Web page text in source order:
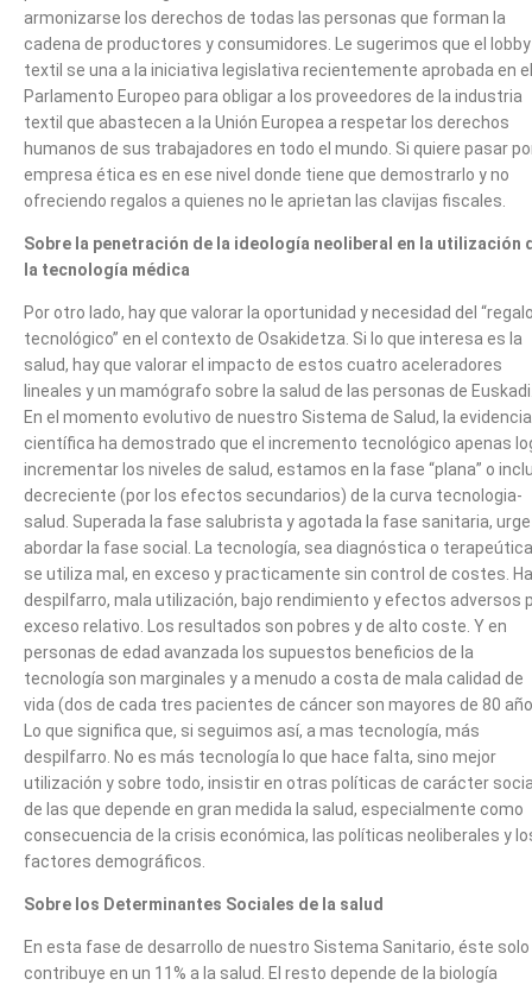
armonizarse los derechos de todas las personas que forman la
cadena de productores y consumidores. Le sugerimos que el lobby
textil se una a la iniciativa legislativa recientemente aprobada en el
Parlamento Europeo para obligar a los proveedores de la industria
textil que abastecen a la Unión Europea a respetar los derechos
humanos de sus trabajadores en todo el mundo. Si quiere pasar
empresa ética es en ese nivel donde tiene que demostrarlo y no
ofreciendo regalos a quienes no le aprietan las clavijas fiscales.
Sobre la penetración de la ideología neoliberal en la utilización
la tecnología médica
Por otro lado, hay que valorar la oportunidad y necesidad del
tecnológico” en el contexto de Osakidetza. Si lo que interesa es la
salud, hay que valorar el impacto de estos cuatro aceleradores
lineales y un mamógrafo sobre la salud de las personas de
En el momento evolutivo de nuestro Sistema de Salud, la evidencia
científica ha demostrado que el incremento tecnológico apenas
incrementar los niveles de salud, estamos en la fase “plana” o
decreciente (por los efectos secundarios) de la curva tecnologia-
salud. Superada la fase salubrista y agotada la fase sanitaria, urge
abordar la fase social. La tecnología, sea diagnóstica o
se utiliza mal, en exceso y practicamente sin control de costes.
despilfarro, mala utilización, bajo rendimiento y efectos adversos
exceso relativo. Los resultados son pobres y de alto coste. Y en
personas de edad avanzada los supuestos beneficios de la
tecnología son marginales y a menudo a costa de mala calidad de
vida (dos de cada tres pacientes de cáncer son mayores de 80
Lo que significa que, si seguimos así, a mas tecnología, más
despilfarro. No es más tecnología lo que hace falta, sino mejor
utilización y sobre todo, insistir en otras políticas de carácter
de las que depende en gran medida la salud, especialmente como
consecuencia de la crisis económica, las políticas neoliberales y
factores demográficos.
Sobre los Determinantes Sociales de la salud
En esta fase de desarrollo de nuestro Sistema Sanitario, éste solo
contribuye en un 11% a la salud. El resto depende de la biología